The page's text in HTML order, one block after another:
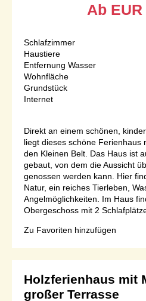
Ab EUR
Schlafzimmer
Haustiere
Entfernung Wasser
Wohnfläche
Grundstück
Internet
Direkt an einem schönen,
liegt dieses schöne Ferienhaus
den Kleinen Belt. Das Haus ist
gebaut, von dem die Aussicht
genossen werden kann. Hier
Natur, ein reiches Tierleben,
Angelmöglichkeiten. Im Haus
Obergeschoss mit 2
Zu Favoriten hinzufügen
Holzferienhaus mit
großer Terrasse